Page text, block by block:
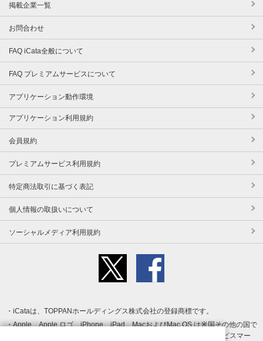
掲載企業一覧
お問合わせ
FAQ iCata全般について
FAQ プレミアムサービスについて
アプリケーション動作環境
アプリケーション利用規約
会員規約
プレミアムサービス利用規約
特定商法取引に基づく表記
個人情報の取扱いについて
ソーシャルメディア利用規約
iCataは、TOPPANホールディングス株式会社の登録商標です。
Apple、Apple ロゴ、iPhone、iPad、MacおよびMac OS は米国その他の国で
登録された Apple Inc. の商標です。App Store は Apple Inc. のサービスマー